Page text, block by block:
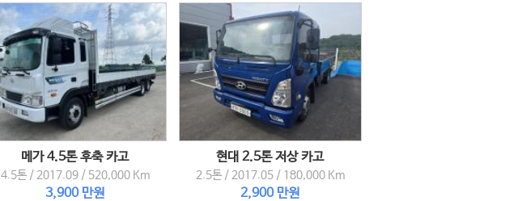
메가 4.5톤 후축 카고
4.5톤 / 2017.09 / 520,000 Km
3,900 만원
현대 2.5톤 저상 카고
2.5톤 / 2017.05 / 180,000 Km
2,900 만원